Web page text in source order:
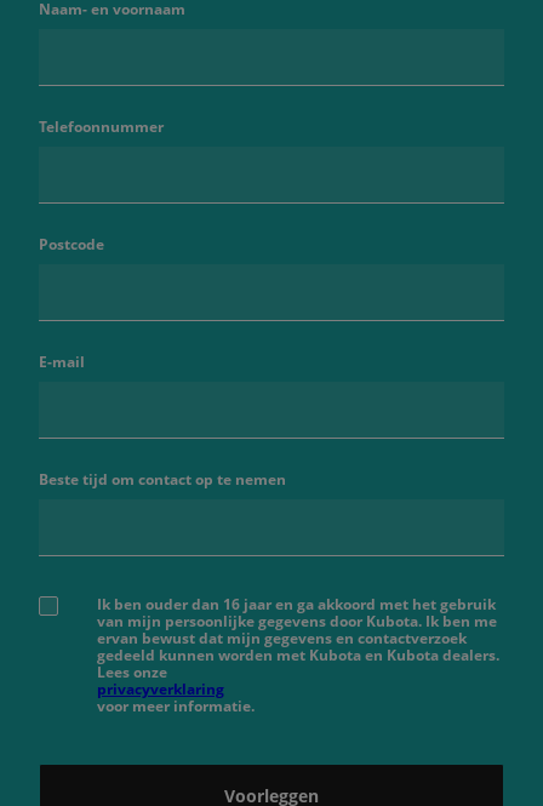
Naam- en voornaam
Telefoonnummer
Postcode
E-mail
Beste tijd om contact op te nemen
Ik ben ouder dan 16 jaar en ga akkoord met het gebruik
van mijn persoonlijke gegevens door Kubota. Ik ben me
ervan bewust dat mijn gegevens en contactverzoek
gedeeld kunnen worden met Kubota en Kubota dealers.
Lees onze
privacyverklaring
voor meer informatie.
Voorleggen